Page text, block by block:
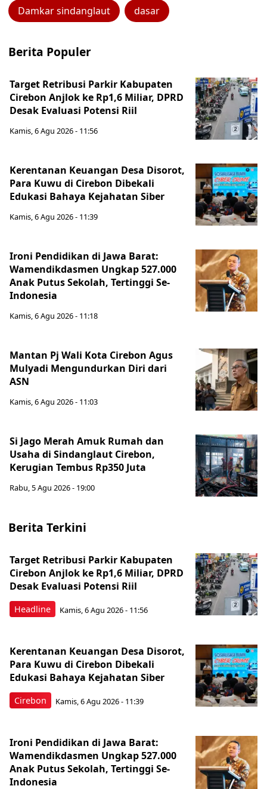
Damkar sindanglaut dasar
Berita Populer
Target Retribusi Parkir Kabupaten
Cirebon Anjlok ke Rp1,6 Miliar, DPRD
Desak Evaluasi Potensi Riil
Kamis, 6 Agu 2026 - 11:56
Kerentanan Keuangan Desa Disorot,
Para Kuwu di Cirebon Dibekali
Edukasi Bahaya Kejahatan Siber
Kamis, 6 Agu 2026 - 11:39
Ironi Pendidikan di Jawa Barat:
Wamendikdasmen Ungkap 527.000
Anak Putus Sekolah, Tertinggi Se-
Indonesia
Kamis, 6 Agu 2026 - 11:18
Mantan Pj Wali Kota Cirebon Agus
Mulyadi Mengundurkan Diri dari
ASN
Kamis, 6 Agu 2026 - 11:03
Si Jago Merah Amuk Rumah dan
Usaha di Sindanglaut Cirebon,
Kerugian Tembus Rp350 Juta
Rabu, 5 Agu 2026 - 19:00
Berita Terkini
Headline
Target Retribusi Parkir Kabupaten
Cirebon Anjlok ke Rp1,6 Miliar, DPRD
Desak Evaluasi Potensi Riil
Kamis, 6 Agu 2026 - 11:56
Cirebon
Kerentanan Keuangan Desa Disorot,
Para Kuwu di Cirebon Dibekali
Edukasi Bahaya Kejahatan Siber
Kamis, 6 Agu 2026 - 11:39
Ironi Pendidikan di Jawa Barat:
Wamendikdasmen Ungkap 527.000
Anak Putus Sekolah, Tertinggi Se-
Indonesia